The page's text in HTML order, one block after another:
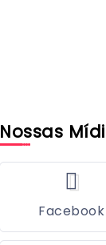
Nossas
Facebook